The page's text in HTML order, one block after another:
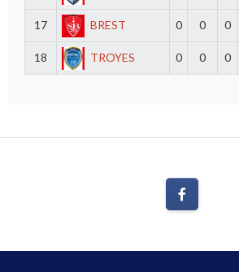
17 BREST 0 0 0
18 TROYES 0 0 0